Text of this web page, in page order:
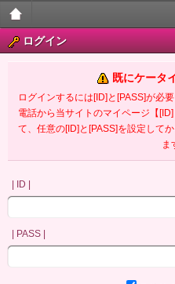
大人
ータ
イ官
ログイン
既にケータ
ログインするには[ID]と[PASS]が必
電話から当サイトのマイページ【
て、任意の[ID]と[PASS]を設定して
ま
| ID |
| PASS |